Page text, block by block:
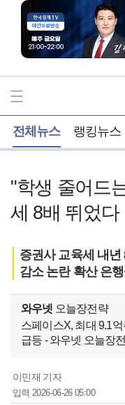
전체뉴스 랭킹뉴스
"학생 줄어드
세 8배 뛰었다
증권사 교육세 내년
감소 논란 확산 은
와우넷 오늘장전략
스페이스X, 최대 9.1
급등 - 와우넷 오늘장
이민재 기자
입력2026-06-26 05:00